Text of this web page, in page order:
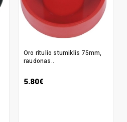
Oro ritulio stumiklis 75mm,
raudonas..
5.80€